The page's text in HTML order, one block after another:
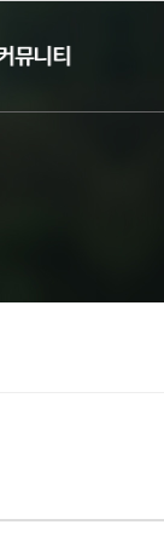
뮤니티